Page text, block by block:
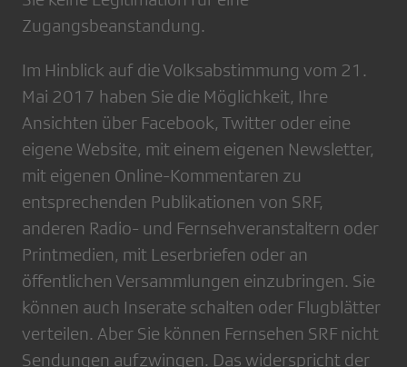
Zugangsbeanstandung.
Im Hinblick auf die Volksabstimmung vom 21.
Mai 2017 haben Sie die Möglichkeit, Ihre
Ansichten über Facebook, Twitter oder eine
eigene Website, mit einem eigenen Newsletter,
mit eigenen Online-Kommentaren zu
entsprechenden Publikationen von SRF,
anderen Radio- und Fernsehveranstaltern oder
Printmedien, mit Leserbriefen oder an
öffentlichen Versammlungen einzubringen. Sie
können auch Inserate schalten oder Flugblätter
verteilen. Aber Sie können Fernsehen SRF nicht
Sendungen aufzwingen. Das widerspricht der